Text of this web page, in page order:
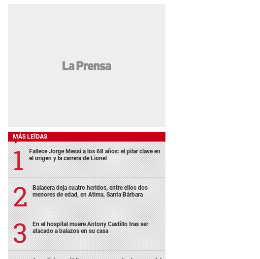
MÁS LEÍDAS
Fallece Jorge Messi a los 68 años: el pilar clave en
el origen y la carrera de Lionel
Balacera deja cuatro heridos, entre ellos dos
menores de edad, en Atima, Santa Bárbara
En el hospital muere Antony Castillo tras ser
atacado a balazos en su casa